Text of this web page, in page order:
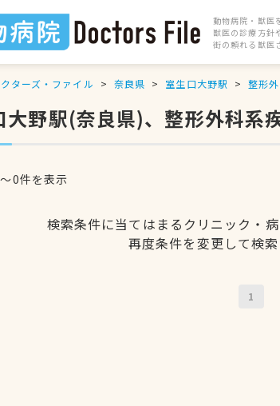
動物病院・獣医
獣医の診療方針
街の頼れる獣
ターズ・ファイル 奈良県 室生口大野駅 整形
大野駅(奈良県)、整形外科系
0件を表示
検索条件に当てはまるクリニック・
再度条件を変更して検索
1